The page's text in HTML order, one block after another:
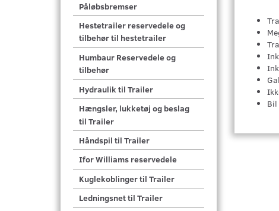
Påløbsbremser
Hestetrailer reservedele og
tilbehør til hestetrailer
Humbaur Reservedele og
tilbehør
Hydraulik til Trailer
Hængsler, lukketøj og beslag
til Trailer
Håndspil til Trailer
Ifor Williams reservedele
Kuglekoblinger til Trailer
Ledningsnet til Trailer